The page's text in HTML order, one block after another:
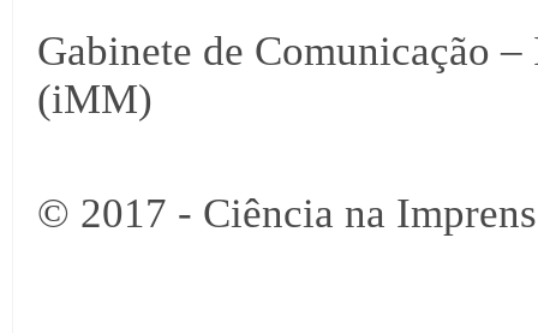
Gabinete de Comunicação
(iMM)
© 2017 - Ciência na